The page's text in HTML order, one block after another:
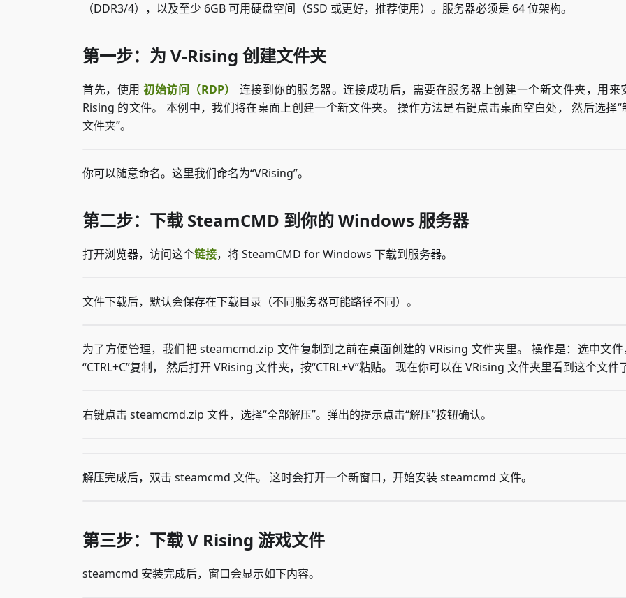
（DDR3/4），以及至少 6GB 可用硬盘空间（SSD 或更好，推荐使用）。服务器必须是 64 位架构。
第一步：为 V-Rising 创建文件夹
首先，使用初始访问（RDP）
连接到你的服务器。连接成功后，需要在服务器上创建一个新文件夹，用来
Rising 的文件。 本例中，我们将在桌面上创建一个新文件夹。 操作方法是右键点击桌面空白处， 然后选择“
文件夹”。
你可以随意命名。这里我们命名为“VRising”。
第二步：下载 SteamCMD 到你的 Windows 服务器
打开浏览器，访问这个链接，将 SteamCMD for Windows 下载到服务器。
文件下载后，默认会保存在下载目录（不同服务器可能路径不同）。
为了方便管理，我们把 steamcmd.zip 文件复制到之前在桌面创建的 VRising 文件夹里。 操作是：选中文
“CTRL+C”复制， 然后打开 VRising 文件夹，按“CTRL+V”粘贴。 现在你可以在 VRising 文件夹里看到这个文件
右键点击 steamcmd.zip 文件，选择“全部解压”。弹出的提示点击“解压”按钮确认。
解压完成后，双击 steamcmd 文件。 这时会打开一个新窗口，开始安装 steamcmd 文件。
第三步：下载 V Rising 游戏文件
steamcmd 安装完成后，窗口会显示如下内容。